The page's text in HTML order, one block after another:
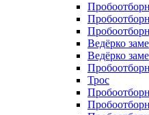
Ведёрко
Ведёрко
Трос